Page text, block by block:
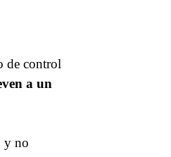
de control
a un
y no